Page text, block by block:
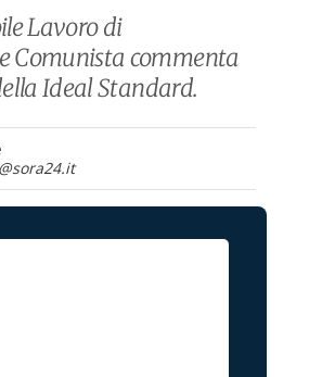
Lavoro di
Comunista commenta
Ideal Standard.